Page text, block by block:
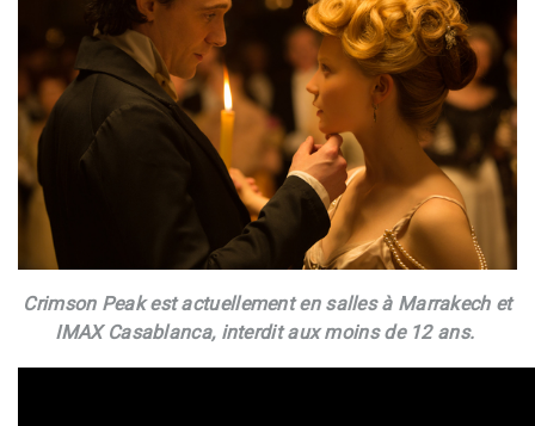
Crimson Peak est actuellement en salles à Marrakech et
IMAX Casablanca, interdit aux moins de 12 ans.